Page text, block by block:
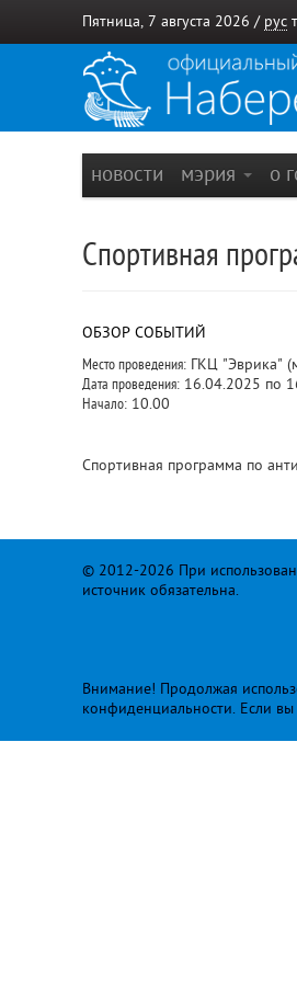
Пятница, 7 августа 2026 / рус
новости мэрия о
Спортивная
ОБЗОР СОБЫТИЙ
Место проведения: ГКЦ "Эврика"
Дата проведения: 16.04.2025 по
Начало: 10.00
Спортивная программа по
© 2012-2026 При
источник обязательна.
Внимание! Продолжая
конфиденциальности. Если вы